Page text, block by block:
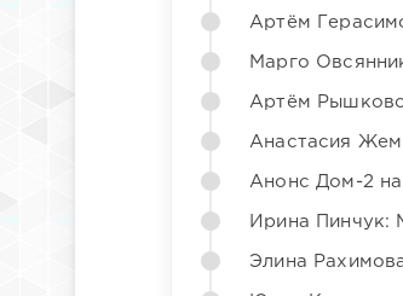
Артём
Марго
Артём
Анастасия
Анонс Дом-2
Ирина Пинчук:
Элина